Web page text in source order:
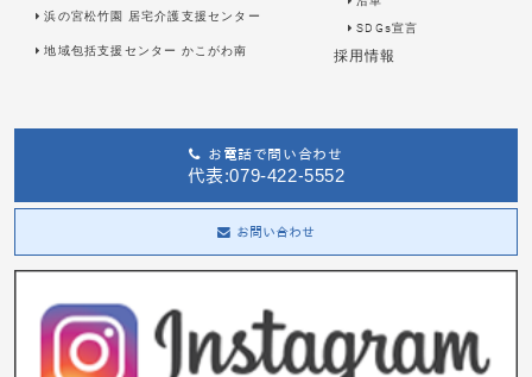
浜の宮松竹園 居宅介護支援センター
地域包括支援センター かこがわ南
SDGs宣言
採用情報
お電話で問い合わせ
代表:079-422-5552
お問い合わせ